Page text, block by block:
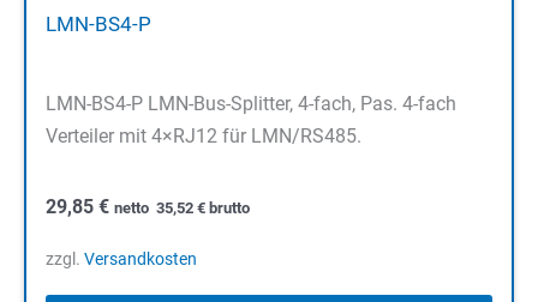
LMN-BS4-P
LMN-BS4-P LMN-Bus-Splitter, 4-fach, Pas. 4-fach
Verteiler mit 4×RJ12 für LMN/RS485.
29,85 € netto 35,52 € brutto
zzgl. Versandkosten